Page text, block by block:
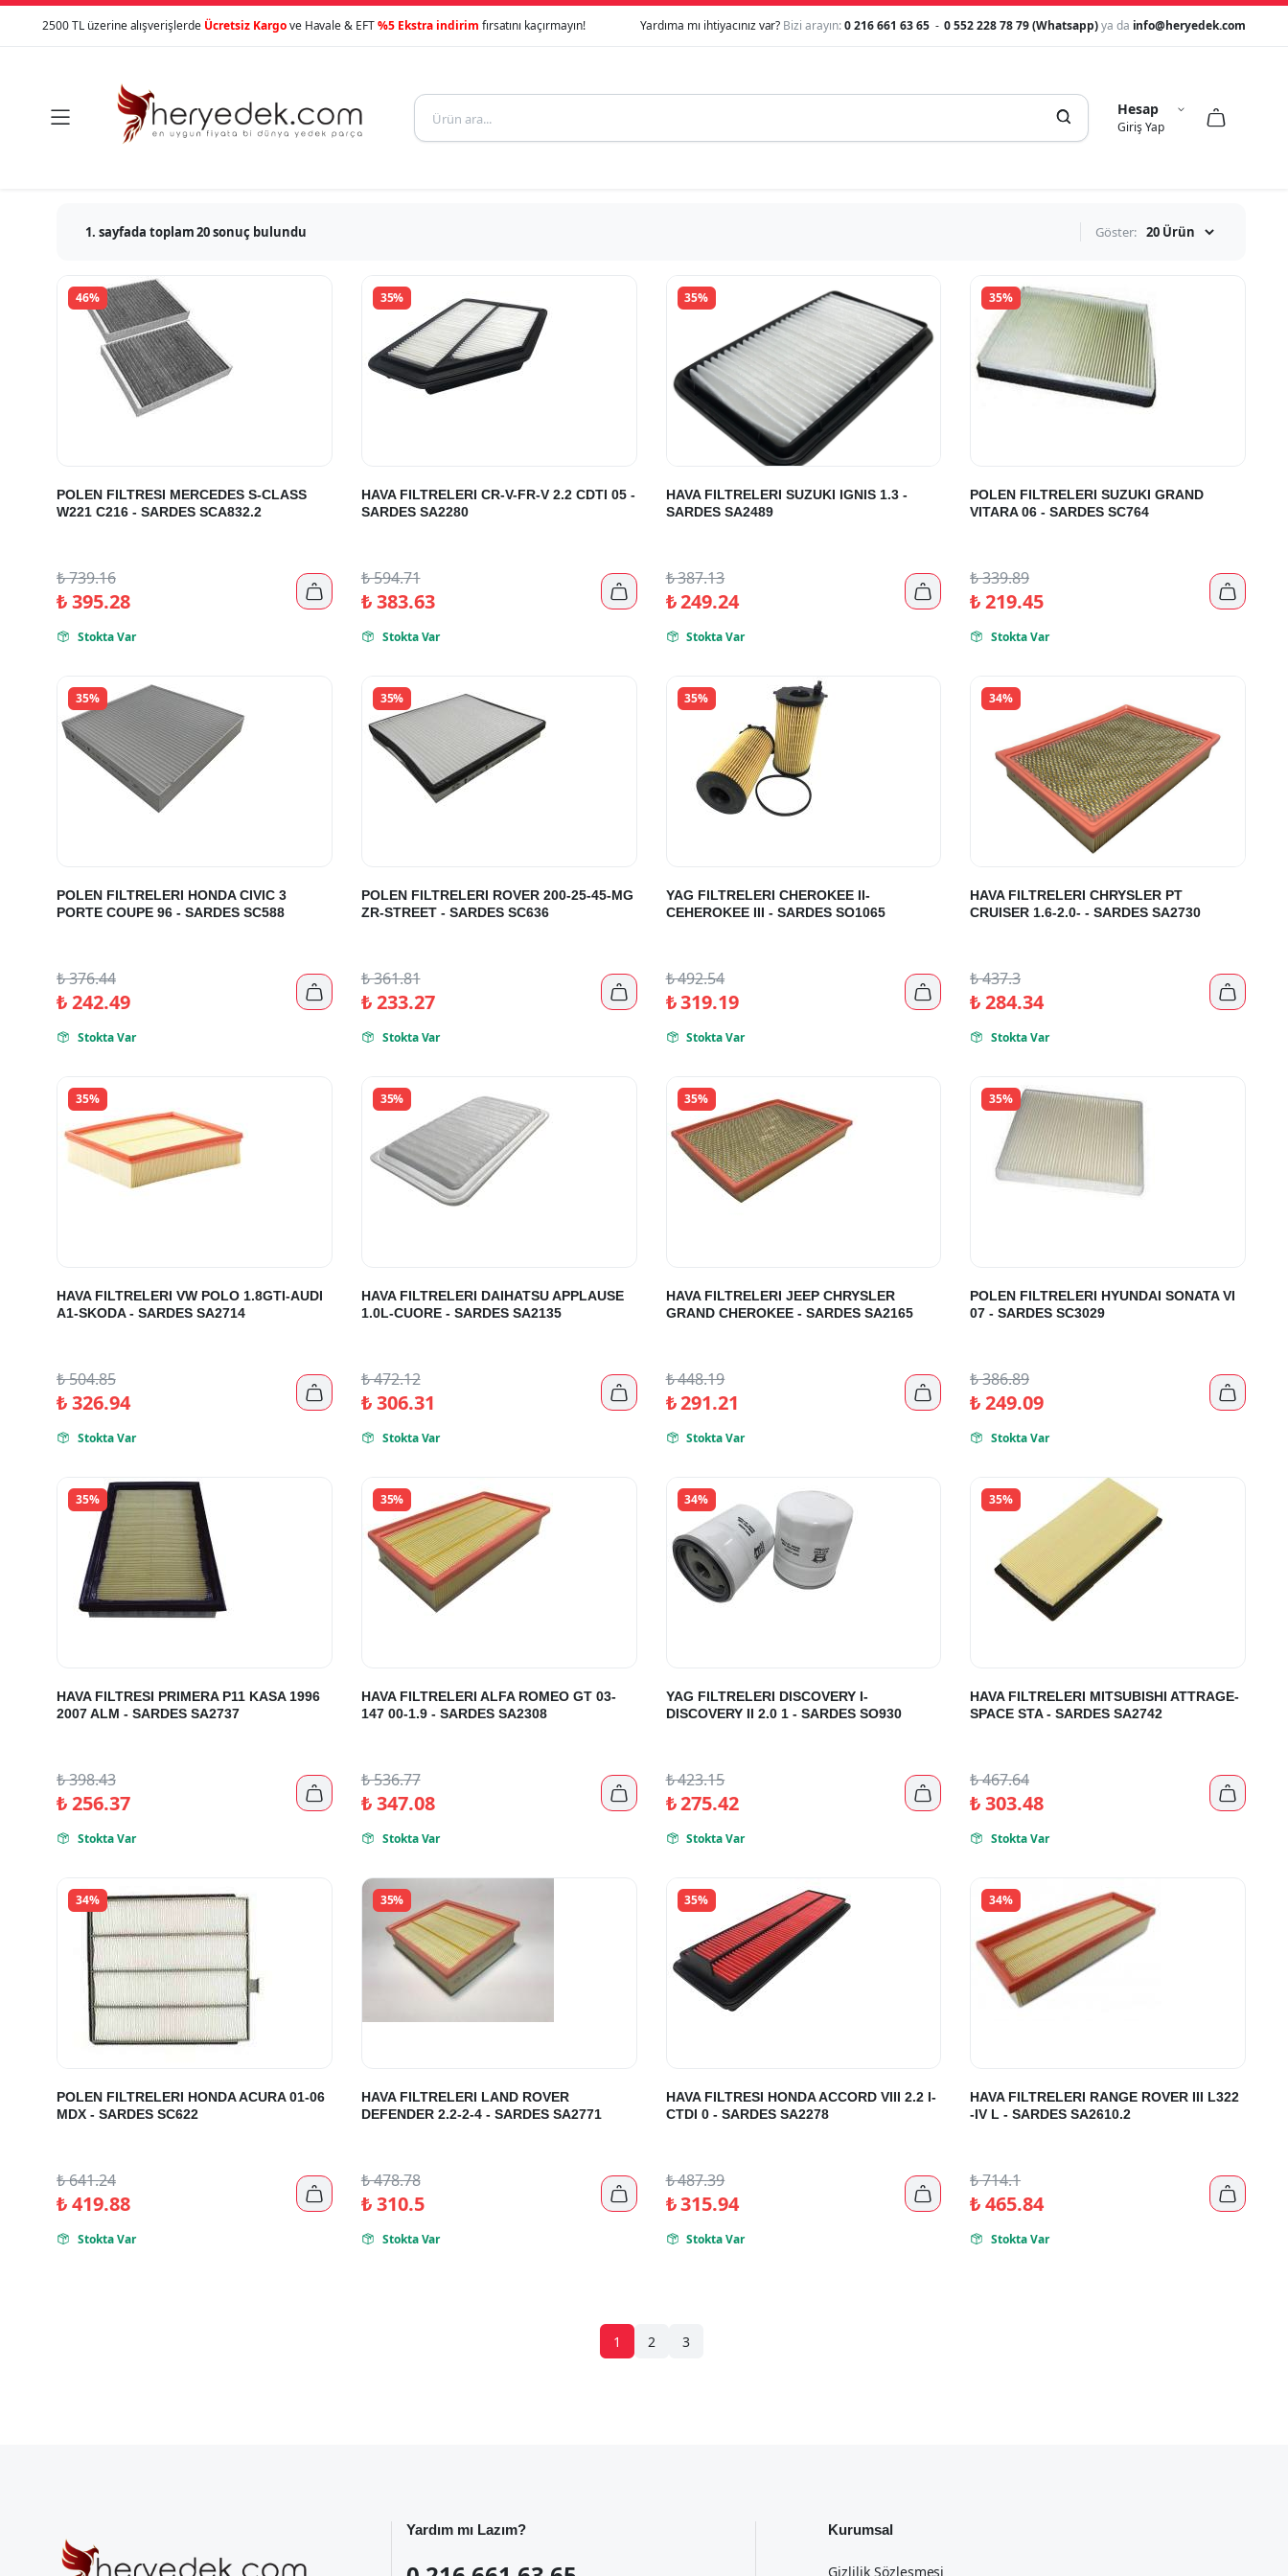
2500 TL üzerine alışverişlerde Ücretsiz Kargove Havale & EFT%5 Ekstra indirim fırsatını kaçırmayın! Yardıma mı ihtiyacınız var? Bizi arayın:0 216 661 63 65 -0 552 228 78 79 (Whatsapp)ya da info@heryedek.com
  Hesap
Giriş Yap
 
1. sayfada toplam 20 sonuç bulundu Göster:
46%
POLEN FILTRESI MERCEDES S-CLASS
W221 C216 - SARDES SCA832.2
₺739.16
₺395.28 
 Stokta Var
35%
HAVA FILTRELERI CR-V-FR-V 2.2 CDTI 05 -
SARDES SA2280
₺594.71
₺383.63 
 Stokta Var
35%
HAVA FILTRELERI SUZUKI IGNIS 1.3 -
SARDES SA2489
₺387.13
₺249.24 
 Stokta Var
35%
POLEN FILTRELERI SUZUKI GRAND
VITARA 06 - SARDES SC764
₺339.89
₺219.45 
 Stokta Var
35%
POLEN FILTRELERI HONDA CIVIC 3
PORTE COUPE 96 - SARDES SC588
₺376.44
₺242.49 
 Stokta Var
35%
POLEN FILTRELERI ROVER 200-25-45-MG
ZR-STREET - SARDES SC636
₺361.81
₺233.27 
 Stokta Var
35%
YAG FILTRELERI CHEROKEE II-
CEHEROKEE III - SARDES SO1065
₺492.54
₺319.19 
 Stokta Var
34%
HAVA FILTRELERI CHRYSLER PT
CRUISER 1.6-2.0- - SARDES SA2730
₺437.3
₺284.34 
 Stokta Var
35%
HAVA FILTRELERI VW POLO 1.8GTI-AUDI
A1-SKODA - SARDES SA2714
₺504.85
₺326.94 
 Stokta Var
35%
HAVA FILTRELERI DAIHATSU APPLAUSE
1.0L-CUORE - SARDES SA2135
₺472.12
₺306.31 
 Stokta Var
35%
HAVA FILTRELERI JEEP CHRYSLER
GRAND CHEROKEE - SARDES SA2165
₺448.19
₺291.21 
 Stokta Var
35%
POLEN FILTRELERI HYUNDAI SONATA VI
07 - SARDES SC3029
₺386.89
₺249.09 
 Stokta Var
35%
HAVA FILTRESI PRIMERA P11 KASA 1996
2007 ALM - SARDES SA2737
₺398.43
₺256.37 
 Stokta Var
35%
HAVA FILTRELERI ALFA ROMEO GT 03-
147 00-1.9 - SARDES SA2308
₺536.77
₺347.08 
 Stokta Var
34%
YAG FILTRELERI DISCOVERY I-
DISCOVERY II 2.0 1 - SARDES SO930
₺423.15
₺275.42 
 Stokta Var
35%
HAVA FILTRELERI MITSUBISHI ATTRAGE-
SPACE STA - SARDES SA2742
₺467.64
₺303.48 
 Stokta Var
34%
POLEN FILTRELERI HONDA ACURA 01-06
MDX - SARDES SC622
₺641.24
₺419.88 
 Stokta Var
35%
HAVA FILTRELERI LAND ROVER
DEFENDER 2.2-2-4 - SARDES SA2771
₺478.78
₺310.5 
 Stokta Var
35%
HAVA FILTRESI HONDA ACCORD VIII 2.2 I-
CTDI 0 - SARDES SA2278
₺487.39
₺315.94 
 Stokta Var
34%
HAVA FILTRELERI RANGE ROVER III L322
-IV L - SARDES SA2610.2
₺714.1
₺465.84 
 Stokta Var
1 2 3
Yardım mı Lazım? Kurumsal
Gizlilik Sözleşmesi